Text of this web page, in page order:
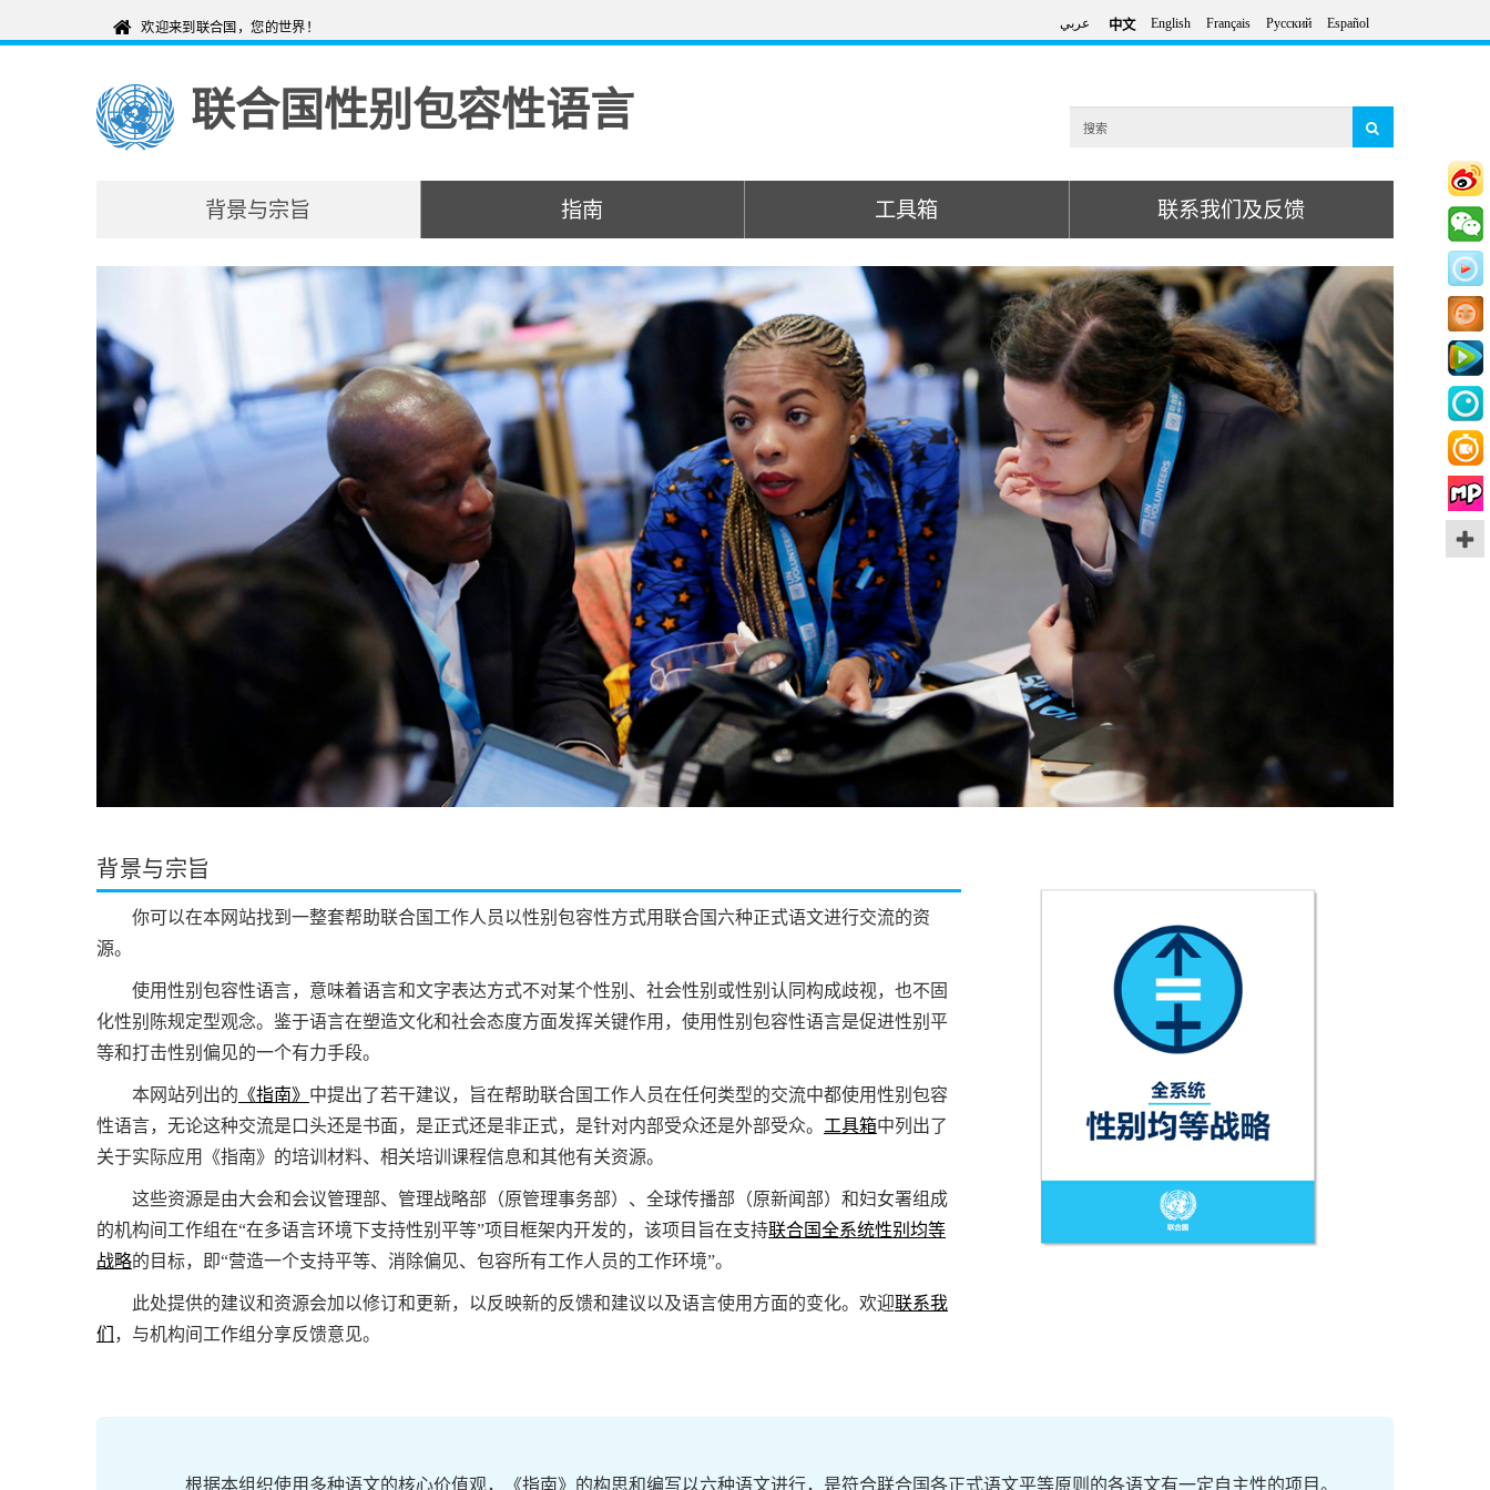
中文 English Français Русский Español
联合国性别包容性语言
背景与宗旨 指南 工具箱 联系我们及反馈
背景与宗旨
你可以在本网站找到一整套帮助联合国工作人员以性别包容性方式用联合国六种正式语文进行交流的资
源。
使用性别包容性语言，意味着语言和文字表达方式不对某个性别、社会性别或性别认同构成歧视，也不固
化性别陈规定型观念。鉴于语言在塑造文化和社会态度方面发挥关键作用，使用性别包容性语言是促进性别平
等和打击性别偏见的一个有力手段。
本网站列出的 《指南》 中提出了若干建议，旨在帮助联合国工作人员在任何类型的交流中都使用性别包容
性语言，无论这种交流是口头还是书面，是正式还是非正式，是针对内部受众还是外部受众。 工具箱中列出了
关于实际应用《指南》的培训材料、相关培训课程信息和其他有关资源。
这些资源是由大会和会议管理部、管理战略部（原管理事务部）、全球传播部（原新闻部）和妇女署组成
的机构间工作组在“在多语言环境下支持性别平等”项目框架内开发的，该项目旨在支持联合国全系统性别均等
战略的目标，即“营造一个支持平等、消除偏见、包容所有工作人员的工作环境”。
此处提供的建议和资源会加以修订和更新，以反映新的反馈和建议以及语言使用方面的变化。欢迎联系我
们 ，与机构间工作组分享反馈意见。
根据本组织使用多种语文的核心价值观，《指南》的构思和编写以六种语文进行，是符合联合国各正式语文平等原则的各语文有一定自主性的项目。